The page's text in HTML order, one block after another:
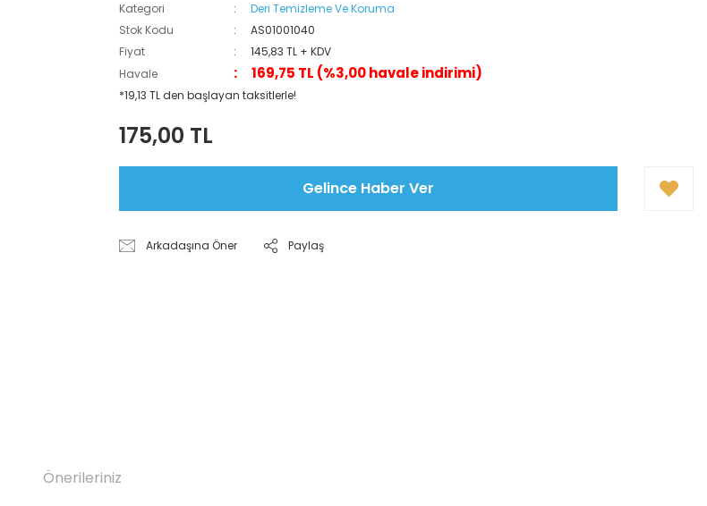
Kategori
Deri Temizleme Ve Koruma
Stok Kodu
AS01001040
Fiyat
145,83 TL + KDV
Havale
169,75 TL (%3,00 havale indirimi)
*19,13 TL den başlayan taksitlerle!
175,00 TL
Gelince Haber Ver
Arkadaşına Öner Paylaş
Önerileriniz